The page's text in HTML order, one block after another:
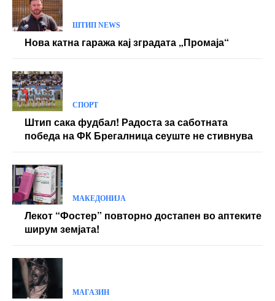
ШТИП NEWS
Нова катна гаража кај зградата „Промаја“
СПОРТ
Штип сака фудбал! Радоста за саботната
победа на ФК Брегалница сеуште не стивнува
МАКЕДОНИЈА
Лекот “Фостер” повторно достапен во аптеките
ширум земјата!
МАГАЗИН